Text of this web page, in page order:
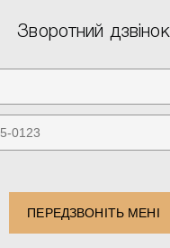
Зворотний дзвінок
ПЕРЕДЗВОНІТЬ МЕНІ